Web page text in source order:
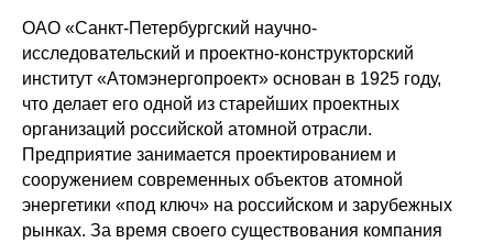
ОАО «Санкт-Петербургский научно-
исследовательский и проектно-конструкторский
институт «Атомэнергопроект» основан в 1925 году,
что делает его одной из старейших проектных
организаций российской атомной отрасли.
Предприятие занимается проектированием и
сооружением современных объектов атомной
энергетики «под ключ» на российском и зарубежных
рынках. За время своего существования компания